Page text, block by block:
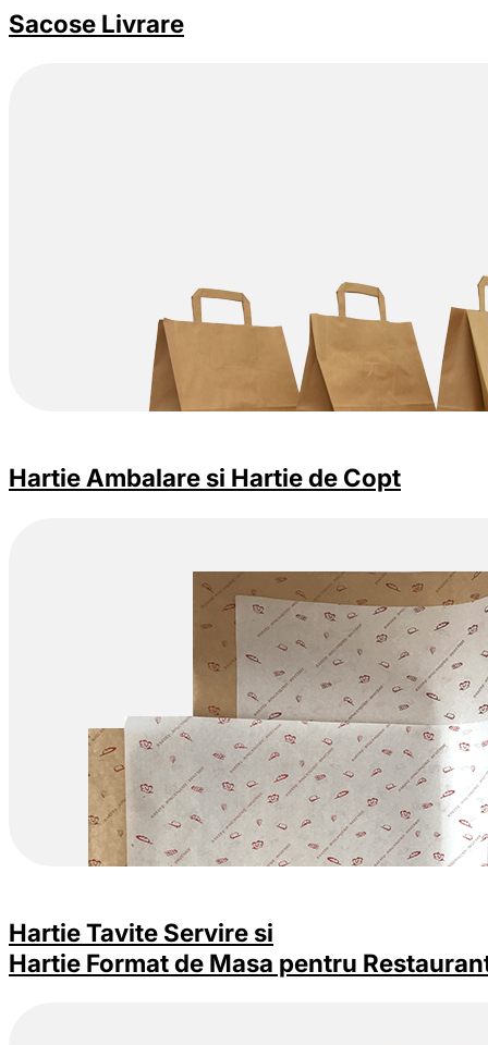
Sacose Livrare
Hartie Ambalare si Hartie de Copt
Hartie Tavite Servire si
Hartie Format de Masa pentru